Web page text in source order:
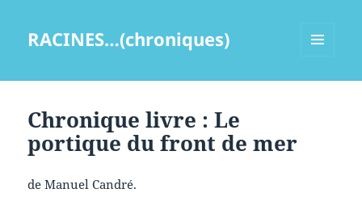
RACINES…(chroniques)
Chronique livre : Le
portique du front de mer
de Manuel Candré.